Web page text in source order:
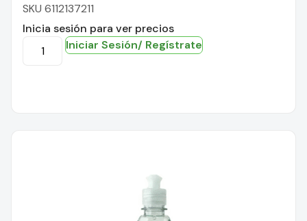
SKU 6112137211
Inicia sesión para ver precios
Iniciar Sesión/ Regístrate